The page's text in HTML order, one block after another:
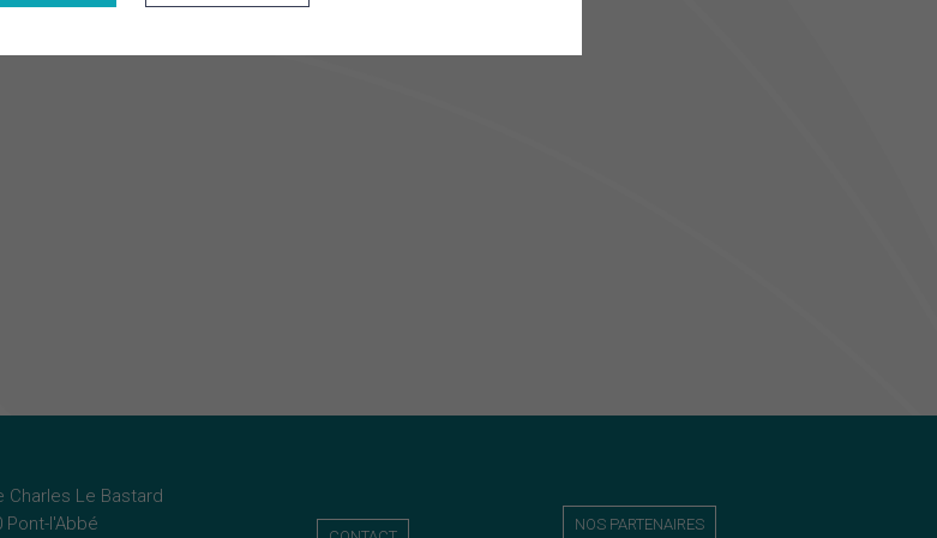
Charles Le Bastard
Pont-l'Abbé
NOS PARTENAIRES